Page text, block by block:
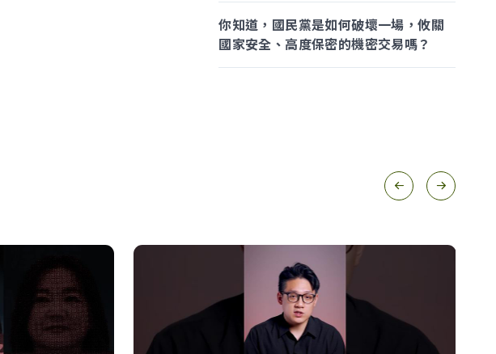
你知道，國民黨是如何破壞一場，攸關
國家安全、高度保密的機密交易嗎？